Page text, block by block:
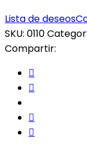
Lista de deseos
SKU: 0110
Compartir: